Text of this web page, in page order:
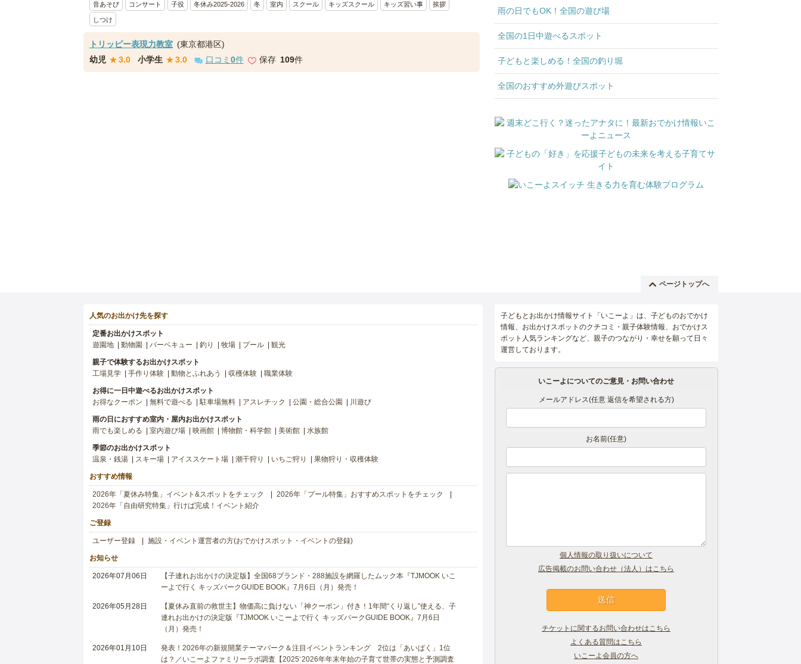
音あそび コンサート 子役 冬休み2025-2026 冬 室内 スクール キッズスクール キッズ習い事 挨拶
しつけ
トリッピー表現力教室 (東京都港区)
幼児 ★3.0 小学生 ★3.0 口コミ 0件 保存 109件
雨の日でもOK！全国の遊び場
全国の1日中遊べるスポット
子どもと楽しめる！全国の釣り堀
全国のおすすめ外遊びスポット
ページトップへ
人気のお出かけ先を探す
定番お出かけスポット
遊園地
動物園 バーベキュー 釣り 牧場 プール 観光
親子で体験するお出かけスポット
工場見学
手作り体験 動物とふれあう 収穫体験 職業体験
お得に一日中遊べるお出かけスポット
お得なクーポン
無料で遊べる 駐車場無料 アスレチック 公園・総合公園 川遊び
雨の日におすすめ室内・屋内お出かけスポット
雨でも楽しめる
室内遊び場 映画館 博物館・科学館 美術館 水族館
季節のお出かけスポット
温泉・銭湯
スキー場 アイススケート場 潮干狩り いちご狩り 果物狩り・収穫体験
おすすめ情報
2026年「夏休み特集」イベント&スポットをチェック
2026年「プール特集」おすすめスポットをチェック
2026年「自由研究特集」行けば完成！イベント紹介
ご登録
ユーザー登録 施設・イベント運営者の方(おでかけスポット・イベントの登録)
お知らせ
2026年07月06日
【子連れお出かけの決定版】全国68ブランド・288施設を網羅したムック本『TJMOOK いこ
ーよで行く キッズパークGUIDE BOOK』7月6日（月）発売！
2026年05月28日
【夏休み直前の救世主】物価高に負けない「神クーポン」付き！1年間“くり返し”使える、子
連れお出かけの決定版『TJMOOK いこーよで行く キッズパークGUIDE BOOK』7月6日
（月）発売！
2026年01月10日
発表！2026年の新規開業テーマパーク＆注目イベントランキング 2位は「あいぱく」1位
は？／いこーよファミリーラボ調査【2025⁻2026年年末年始の子育て世帯の実態と予測調査
子どもとお出かけ情報サイト「いこーよ」は、子どものおでかけ
情報、お出かけスポットのクチコミ・親子体験情報、おでかけス
ポット人気ランキングなど、親子のつながり・幸せを願って日々
運営しております。
いこーよについてのご意見・お問い合わせ
メールアドレス(任意 返信を希望される方)
お名前(任意)
個人情報の取り扱いについて
広告掲載のお問い合わせ（法人）はこちら
チケットに関するお問い合わせはこちら
よくある質問はこちら
いこーよ会員の方へ